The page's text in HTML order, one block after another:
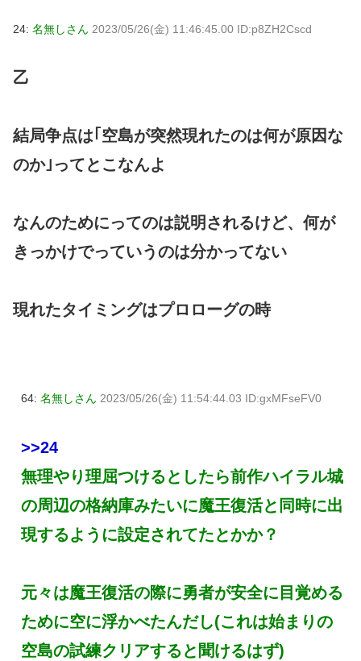
24: 名無しさん 2023/05/26(金) 11:46:45.00 ID:p8ZH2Cscd
乙
結局争点は｢空島が突然現れたのは何が原因な
のか｣ってとこなんよ
なんのためにってのは説明されるけど、何が
きっかけでっていうのは分かってない
現れたタイミングはプロローグの時
64: 名無しさん 2023/05/26(金) 11:54:44.03 ID:gxMFseFV0
>>24
無理やり理屈つけるとしたら前作ハイラル城
の周辺の格納庫みたいに魔王復活と同時に出
現するように設定されてたとかか？
元々は魔王復活の際に勇者が安全に目覚める
ために空に浮かべたんだし(これは始まりの
空島の試練クリアすると聞けるはず)